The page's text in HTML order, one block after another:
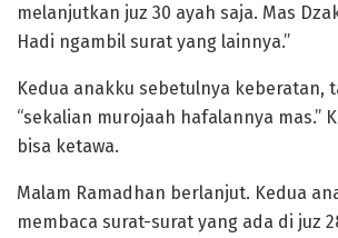
melanjutkan juz 30 ayah saja. Mas
Hadi ngambil surat yang lainnya.”
Kedua anakku sebetulnya keberatan,
“sekalian murojaah hafalannya mas.”
bisa ketawa.
Malam Ramadhan berlanjut. Kedua
membaca surat-surat yang ada di juz